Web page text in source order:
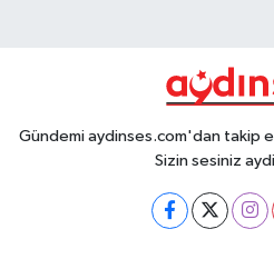
Gündemi aydinses.com'dan takip
Sizin sesiniz